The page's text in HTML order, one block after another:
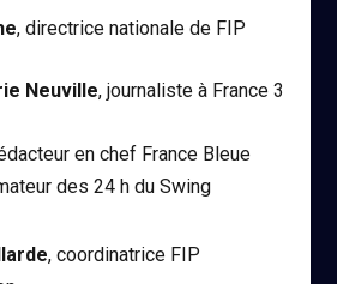
, directrice nationale de FIP
Neuville, journaliste à France 3
en chef France Bleue
des 24 h du Swing
, coordinatrice FIP